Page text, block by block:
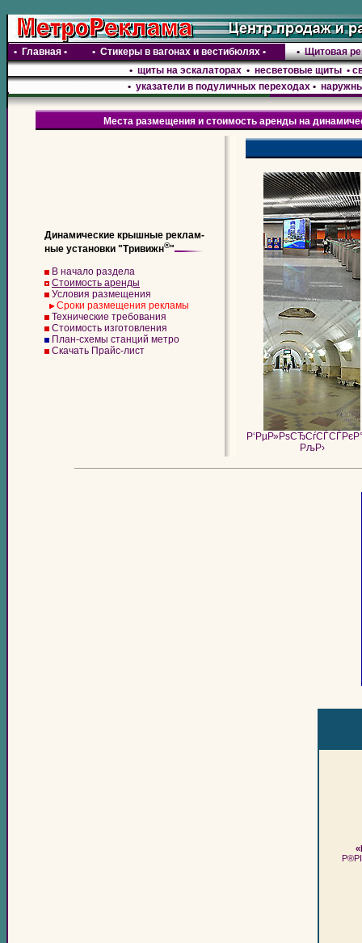
• Главная • • Стикеры в вагонах и вестибюлях • •Щитовая
• щиты на эскалаторах • несветовые щиты •
• указатели в подуличных переходах •
Места размещения и стоимость аренды на
Динамические крышные реклам-
ные установки "Тривижн®"
В начало раздела
Стоимость аренды
Условия размещения
Сроки размещения рекламы
Технические требования
Стоимость изготовления
План-схемы станций метро
Скачать Прайс-лист
РљР›